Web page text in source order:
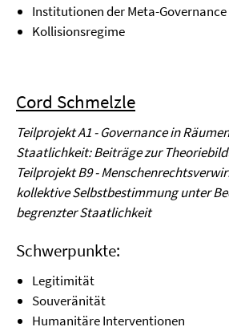
Institutionen der Meta-Governance
Kollisionsregime
Cord Schmelzle
Teilprojekt A1 - Governance in
Staatlichkeit: Beiträge zur
Teilprojekt B9 -
kollektive Selbstbestimmung unter
begrenzter Staatlichkeit
Schwerpunkte:
Legitimität
Souveränität
Humanitäre Interventionen